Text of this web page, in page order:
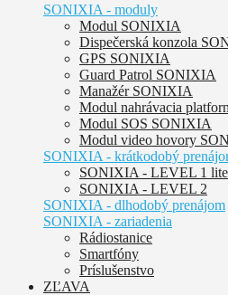
SONIXIA - moduly
Modul SONIXIA
Dispečerská konzola
GPS SONIXIA
Guard Patrol SONIXIA
Manažér SONIXIA
Modul nahrávacia
Modul SOS SONIXIA
Modul video hovory
SONIXIA - krátkodobý
SONIXIA - LEVEL 1 lite
SONIXIA - LEVEL 2
SONIXIA - dlhodobý prenájom
SONIXIA - zariadenia
Rádiostanice
Smartfóny
Príslušenstvo
ZĽAVA